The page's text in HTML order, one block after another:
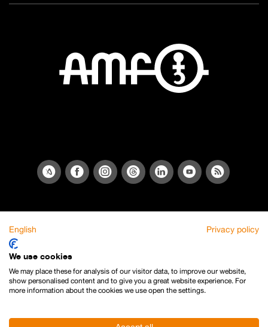
English Privacy policy
We use cookies
We may place these for analysis of our visitor data, to improve our website,
show personalised content and to give you a great website experience. For
more information about the cookies we use open the settings.